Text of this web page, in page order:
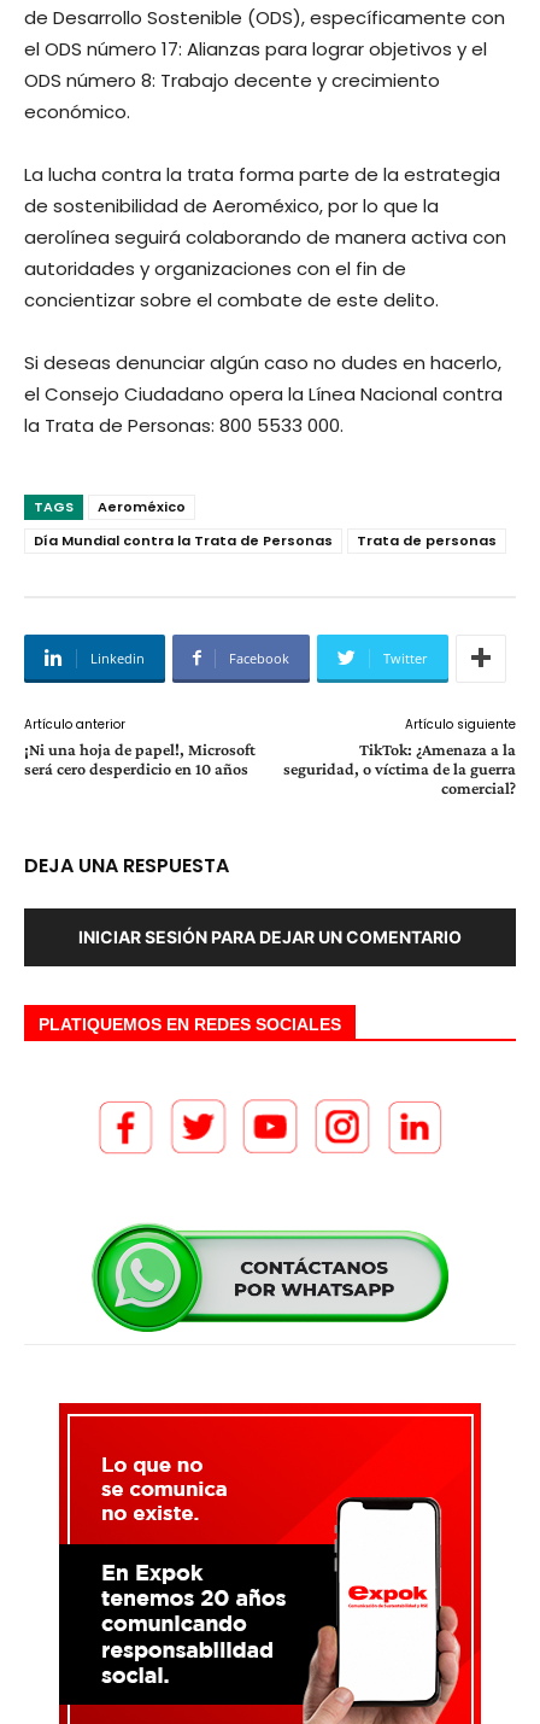
de Desarrollo Sostenible (ODS), específicamente con
el ODS número 17: Alianzas para lograr objetivos y el
ODS número 8: Trabajo decente y crecimiento
económico.
La lucha contra la trata forma parte de la estrategia
de sostenibilidad de Aeroméxico, por lo que la
aerolínea seguirá colaborando de manera activa con
autoridades y organizaciones con el fin de
concientizar sobre el combate de este delito.
Si deseas denunciar algún caso no dudes en hacerlo,
el Consejo Ciudadano opera la Línea Nacional contra
la Trata de Personas: 800 5533 000.
TAGS
Aeroméxico
Día Mundial contra la Trata de Personas
Trata de personas
Linkedin Facebook Twitter
Artículo anterior
¡Ni una hoja de papel!, Microsoft
será cero desperdicio en 10 años
Artículo siguiente
TikTok: ¿Amenaza a la
seguridad, o víctima de la guerra
comercial?
DEJA UNA RESPUESTA
INICIAR SESIÓN PARA DEJAR UN COMENTARIO
PLATIQUEMOS EN REDES SOCIALES